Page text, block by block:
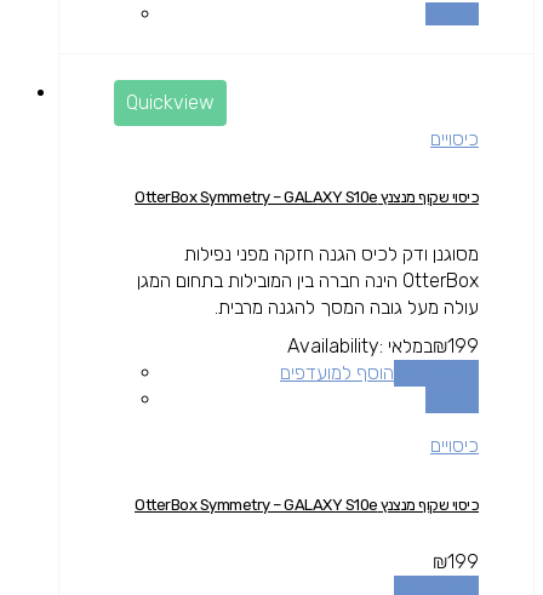
Quickview
כיסויים
כיסוי שקוף מנצנץ OtterBox Symmetry – GALAXY S10e
מסוגנן ודק לכיס הגנה חזקה מפני נפילות
OtterBox הינה חברה בין המובילות בתחום המגן
עולה מעל גובה המסך להגנה מרבית.
₪199
Availability: במלאי
הוסף למועדפים
כיסויים
כיסוי שקוף מנצנץ OtterBox Symmetry – GALAXY S10e
₪199